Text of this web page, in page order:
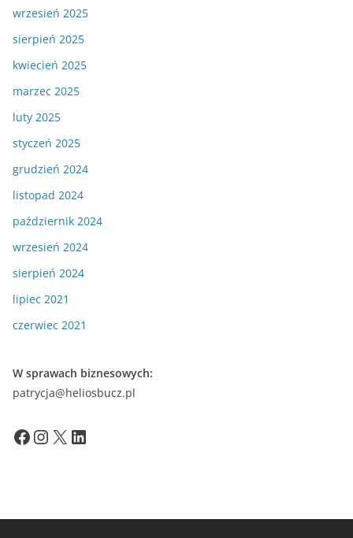
wrzesień 2025
sierpień 2025
kwiecień 2025
marzec 2025
luty 2025
styczeń 2025
grudzień 2024
listopad 2024
październik 2024
wrzesień 2024
sierpień 2024
lipiec 2021
czerwiec 2021
W sprawach biznesowych:
patrycja@heliosbucz.pl
Facebook InstagramX LinkedIn